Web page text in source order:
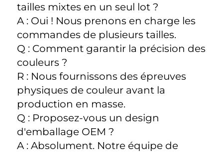
tailles mixtes en un seul lot ?
A : Oui ! Nous prenons en charge les
commandes de plusieurs tailles.
Q : Comment garantir la précision des
couleurs ?
R : Nous fournissons des épreuves
physiques de couleur avant la
production en masse.
Q : Proposez-vous un design
d'emballage OEM ?
A : Absolument. Notre équipe de